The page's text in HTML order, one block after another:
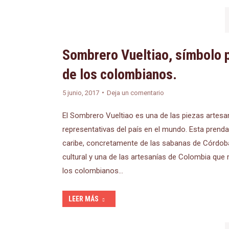
Sombrero Vueltiao, símbolo
de los colombianos.
5 junio, 2017 Deja un comentario
El Sombrero Vueltiao es una de las piezas
representativas del país en el mundo. Esta
caribe, concretamente de las sabanas de
cultural y una de las artesanías de Colombia que
los colombianos…
LEER MÁS